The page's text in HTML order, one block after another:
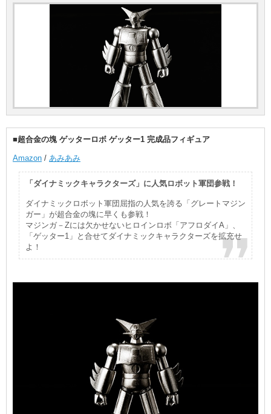
■超合金の塊 ゲッターロボ ゲッター1 完成品フィギュア
Amazon / あみあみ
「ダイナミックキャラクターズ」に人気ロボット軍団参戦！
ダイナミックロボット軍団屈指の人気を誇る「グレートマジン
ガー」が超合金の塊に早くも参戦！
マジンガ－Zには欠かせないヒロインロボ「アフロダイA」、
「ゲッター1」と合せてダイナミックキャラクターズを拡充せ
よ！